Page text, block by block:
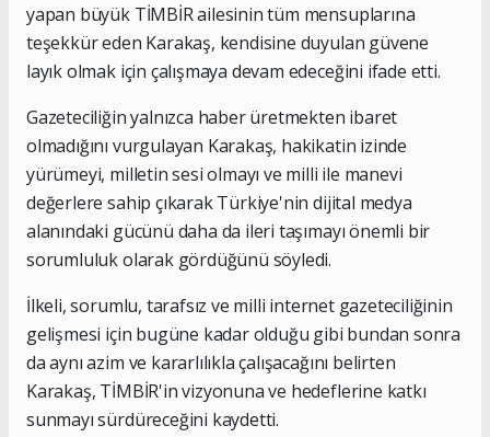
yapan büyük TİMBİR ailesinin tüm mensuplarına
teşekkür eden Karakaş, kendisine duyulan güvene
layık olmak için çalışmaya devam edeceğini ifade etti.
Gazeteciliğin yalnızca haber üretmekten ibaret
olmadığını vurgulayan Karakaş, hakikatin izinde
yürümeyi, milletin sesi olmayı ve milli ile manevi
değerlere sahip çıkarak Türkiye'nin dijital medya
alanındaki gücünü daha da ileri taşımayı önemli bir
sorumluluk olarak gördüğünü söyledi.
İlkeli, sorumlu, tarafsız ve milli internet gazeteciliğinin
gelişmesi için bugüne kadar olduğu gibi bundan sonra
da aynı azim ve kararlılıkla çalışacağını belirten
Karakaş, TİMBİR'in vizyonuna ve hedeflerine katkı
sunmayı sürdüreceğini kaydetti.